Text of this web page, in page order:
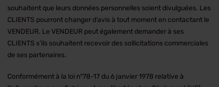
souhaitent que leurs données personnelles soient divulguées. Les
CLIENTS pourront changer d’avis à tout moment en contactant le
VENDEUR. Le VENDEUR peut également demander à ses
CLIENTS s’ils souhaitent recevoir des sollicitations commerciales
de ses partenaires.
Conformément à la loi n°78-17 du 6 janvier 1978 relative à